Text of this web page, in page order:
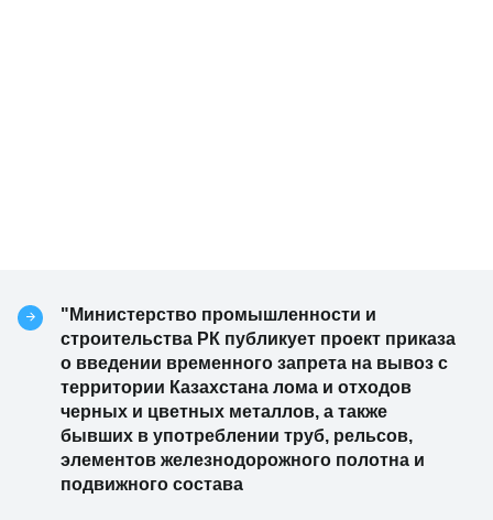
"Министерство промышленности и
строительства РК публикует проект приказа
о введении временного запрета на вывоз с
территории Казахстана лома и отходов
черных и цветных металлов, а также
бывших в употреблении труб, рельсов,
элементов железнодорожного полотна и
подвижного состава